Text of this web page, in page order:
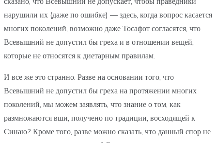
нарушили их (даже по ошибке) — здесь, когда вопрос касается
многих поколений, возможно даже Тосафот согласятся, что
Всевышний не допустил бы греха и в отношении вещей,
которые не относятся к диетарным правилам.
И все же это странно. Разве на основании того, что
Всевышний не допустил бы греха на протяжении многих
поколений, мы можем заявлять, что знание о том, как
размножаются вши, получено по традиции, восходящей к
Синаю? Кроме того, разве можно сказать, что данный спор не